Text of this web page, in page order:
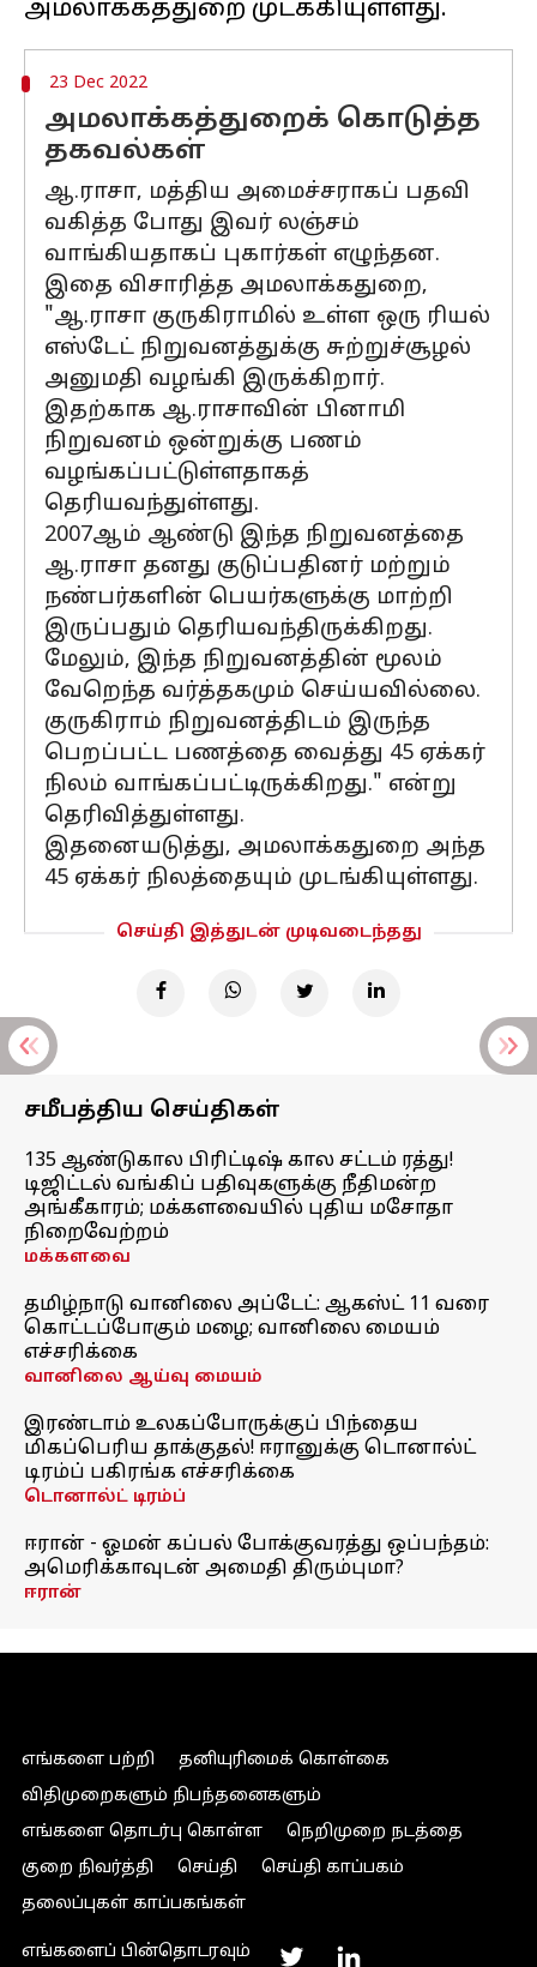
23 Dec 2022
அமலாக்கத்துறைக் கொடுத்த
தகவல்கள்
ஆ.ராசா, மத்திய அமைச்சராகப் பதவி
வகித்த போது இவர் லஞ்சம்
வாங்கியதாகப் புகார்கள் எழுந்தன.
இதை விசாரித்த அமலாக்கதுறை,
"ஆ.ராசா குருகிராமில் உள்ள ஒரு ரியல்
எஸ்டேட் நிறுவனத்துக்கு சுற்றுச்சூழல்
அனுமதி வழங்கி இருக்கிறார்.
இதற்காக ஆ.ராசாவின் பினாமி
நிறுவனம் ஒன்றுக்கு பணம்
வழங்கப்பட்டுள்ளதாகத்
தெரியவந்துள்ளது.
2007ஆம் ஆண்டு இந்த நிறுவனத்தை
ஆ.ராசா தனது குடுப்பதினர் மற்றும்
நண்பர்களின் பெயர்களுக்கு மாற்றி
இருப்பதும் தெரியவந்திருக்கிறது.
மேலும், இந்த நிறுவனத்தின் மூலம்
வேறெந்த வர்த்தகமும் செய்யவில்லை.
குருகிராம் நிறுவனத்திடம் இருந்த
பெறப்பட்ட பணத்தை வைத்து 45 ஏக்கர்
நிலம் வாங்கப்பட்டிருக்கிறது." என்று
தெரிவித்துள்ளது.
இதனையடுத்து, அமலாக்கதுறை அந்த
45 ஏக்கர் நிலத்தையும் முடங்கியுள்ளது.
செய்தி இத்துடன் முடிவடைந்தது
சமீபத்திய செய்திகள்
135 ஆண்டுகால பிரிட்டிஷ் கால சட்டம் ரத்து!
டிஜிட்டல் வங்கிப் பதிவுகளுக்கு நீதிமன்ற
அங்கீகாரம்; மக்களவையில் புதிய மசோதா
நிறைவேற்றம்
மக்களவை
தமிழ்நாடு வானிலை அப்டேட்: ஆகஸ்ட் 11 வரை
கொட்டப்போகும் மழை; வானிலை மையம்
எச்சரிக்கை
வானிலை ஆய்வு மையம்
இரண்டாம் உலகப்போருக்குப் பிந்தைய
மிகப்பெரிய தாக்குதல்! ஈரானுக்கு டொனால்ட்
டிரம்ப் பகிரங்க எச்சரிக்கை
டொனால்ட் டிரம்ப்
ஈரான் - ஓமன் கப்பல் போக்குவரத்து ஒப்பந்தம்:
அமெரிக்காவுடன் அமைதி திரும்புமா?
ஈரான்
எங்களை பற்றி
தனியுரிமைக் கொள்கை
விதிமுறைகளும் நிபந்தனைகளும்
எங்களை தொடர்பு கொள்ள
நெறிமுறை நடத்தை
குறை நிவர்த்தி
செய்தி
செய்தி காப்பகம்
தலைப்புகள் காப்பகங்கள்
எங்களைப் பின்தொடரவும்